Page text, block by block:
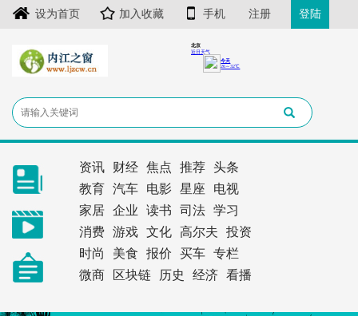
设为首页 加入收藏 手机 注册 登陆
资讯 财经 焦点 推荐
头条
教育
汽车 电影 星座
电视
家居
企业 读书 司法
学习
消费
游戏 文化 高尔夫
投资
时尚
美食 报价 买车
专栏
微商
区块链 历史 经济 看播